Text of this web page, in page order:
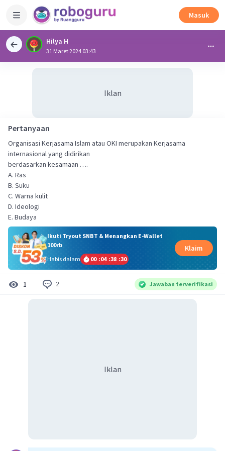
Masuk
Hilya H
31 Maret 2024 03:43
Iklan
Pertanyaan
Organisasi Kerjasama Islam atau OKI merupakan Kerjasama
internasional yang didirikan
berdasarkan kesamaan ….
A. Ras
B. Suku
C. Warna kulit
D. Ideologi
E. Budaya
Ikuti Tryout SNBT & Menangkan E-Wallet
100rb
Habis dalam
00 :04 :38 :30
Klaim
1 2 Jawaban terverifikasi
Iklan